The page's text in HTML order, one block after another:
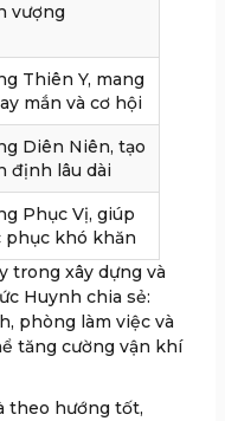
vượng
Thiên Y, mang
mắn và cơ hội
Diên Niên, tạo
định lâu dài
Phục Vị, giúp
phục khó khăn
trong xây dựng và
Huynh chia sẻ:
phòng làm việc và
tăng cường vận khí
theo hướng tốt,